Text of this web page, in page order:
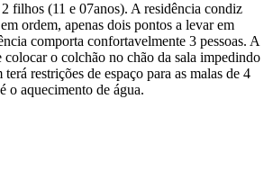
filhos (11 e 07anos). A residência condiz
ordem, apenas dois pontos a levar em
comporta confortavelmente 3 pessoas. A
colocar o colchão no chão da sala impedindo
restrições de espaço para as malas de 4
o aquecimento de água.